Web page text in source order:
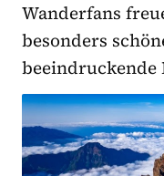
Wanderfans
besonders
beeindruckende